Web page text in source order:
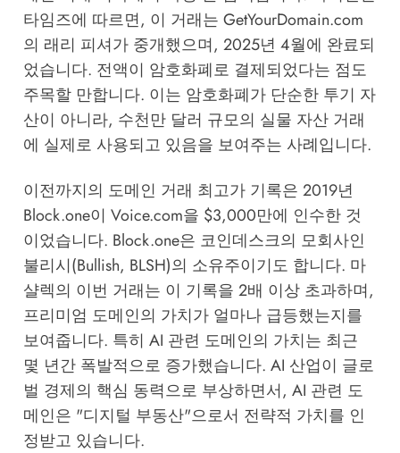
타임즈에 따르면, 이 거래는 GetYourDomain.com
의 래리 피셔가 중개했으며, 2025년 4월에 완료되
었습니다. 전액이 암호화폐로 결제되었다는 점도
주목할 만합니다. 이는 암호화폐가 단순한 투기 자
산이 아니라, 수천만 달러 규모의 실물 자산 거래
에 실제로 사용되고 있음을 보여주는 사례입니다.
이전까지의 도메인 거래 최고가 기록은 2019년
Block.one이 Voice.com을 $3,000만에 인수한 것
이었습니다. Block.one은 코인데스크의 모회사인
불리시(Bullish, BLSH)의 소유주이기도 합니다. 마
샬렉의 이번 거래는 이 기록을 2배 이상 초과하며,
프리미엄 도메인의 가치가 얼마나 급등했는지를
보여줍니다. 특히 AI 관련 도메인의 가치는 최근
몇 년간 폭발적으로 증가했습니다. AI 산업이 글로
벌 경제의 핵심 동력으로 부상하면서, AI 관련 도
메인은 "디지털 부동산"으로서 전략적 가치를 인
정받고 있습니다.